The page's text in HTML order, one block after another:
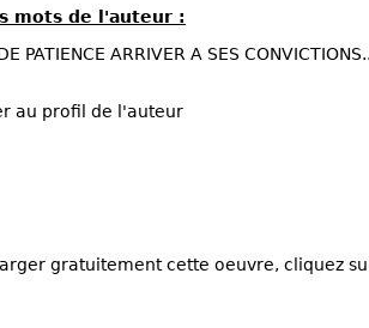
mots de l'auteur :
PATIENCE ARRIVER A SES
au profil de l'auteur
gratuitement cette oeuvre, cliquez